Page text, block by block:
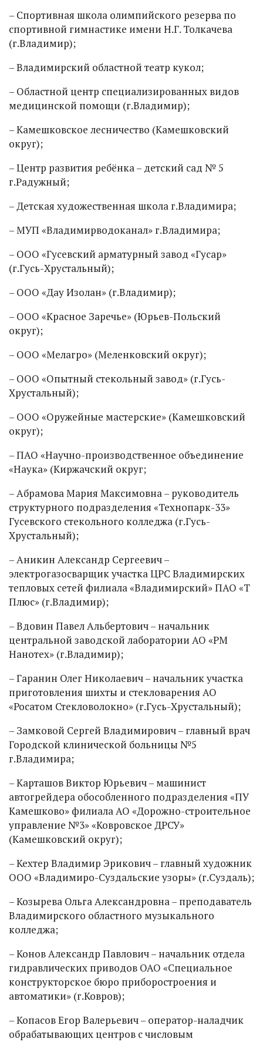
– Спортивная школа олимпийского резерва по
спортивной гимнастике имени Н.Г. Толкачева
(г.Владимир);
– Владимирский областной театр кукол;
– Областной центр специализированных видов
медицинской помощи (г.Владимир);
– Камешковское лесничество (Камешковский
округ);
– Центр развития ребёнка – детский сад № 5
г.Радужный;
– Детская художественная школа г.Владимира;
– МУП «Владимирводоканал» г.Владимира;
– ООО «Гусевский арматурный завод «Гусар»
(г.Гусь-Хрустальный);
– ООО «Дау Изолан» (г.Владимир);
– ООО «Красное Заречье» (Юрьев-Польский
округ);
– ООО «Мелагро» (Меленковский округ);
– ООО «Опытный стекольный завод» (г.Гусь-
Хрустальный);
– ООО «Оружейные мастерские» (Камешковский
округ);
– ПАО «Научно-производственное объединение
«Наука» (Киржачский округ;
– Абрамова Мария Максимовна – руководитель
структурного подразделения «Технопарк-33»
Гусевского стекольного колледжа (г.Гусь-
Хрустальный);
– Аникин Александр Сергеевич –
электрогазосварщик участка ЦРС Владимирских
тепловых сетей филиала «Владимирский» ПАО «Т
Плюс» (г.Владимир);
– Вдовин Павел Альбертович – начальник
центральной заводской лаборатории АО «РМ
Нанотех» (г.Владимир);
– Гаранин Олег Николаевич – начальник участка
приготовления шихты и стекловарения АО
«Росатом Стекловолокно» (г.Гусь-Хрустальный);
– Замковой Сергей Владимирович – главный врач
Городской клинической больницы №5
г.Владимира;
– Карташов Виктор Юрьевич – машинист
автогрейдера обособленного подразделения «ПУ
Камешково» филиала АО «Дорожно-строительное
управление №3» «Ковровское ДРСУ»
(Камешковский округ);
– Кехтер Владимир Эрикович – главный художник
ООО «Владимиро-Суздальские узоры» (г.Суздаль);
– Козырева Ольга Александровна – преподаватель
Владимирского областного музыкального
колледжа;
– Конов Александр Павлович – начальник отдела
гидравлических приводов ОАО «Специальное
конструкторское бюро приборостроения и
автоматики» (г.Ковров);
– Копасов Егор Валерьевич – оператор-наладчик
обрабатывающих центров с числовым